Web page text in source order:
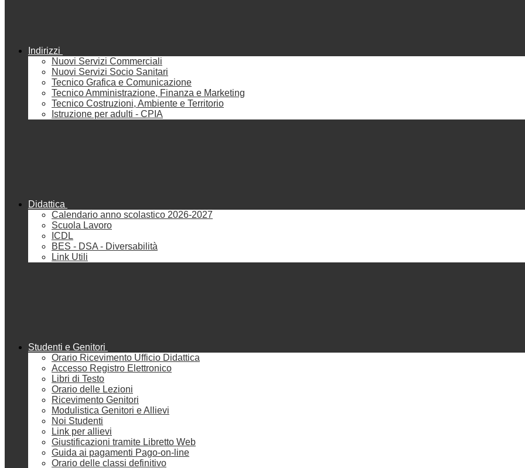
Indirizzi
Nuovi Servizi Commerciali
Nuovi Servizi Socio Sanitari
Tecnico Grafica e Comunicazione
Tecnico Amministrazione, Finanza e Marketing
Tecnico Costruzioni, Ambiente e Territorio
Istruzione per adulti - CPIA
Didattica
Calendario anno scolastico 2026-2027
Scuola Lavoro
ICDL
BES - DSA - Diversabilità
Link Utili
Studenti e Genitori
Orario Ricevimento Ufficio Didattica
Accesso Registro Elettronico
Libri di Testo
Orario delle Lezioni
Ricevimento Genitori
Modulistica Genitori e Allievi
Noi Studenti
Link per allievi
Giustificazioni tramite Libretto Web
Guida ai pagamenti Pago-on-line
Orario delle classi definitivo